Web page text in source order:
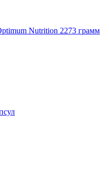
Nutrition 2273 грамм